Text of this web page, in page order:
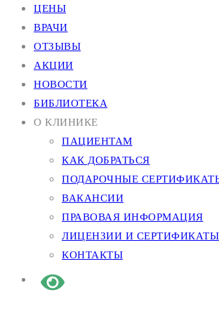
ЦЕНЫ
ВРАЧИ
ОТЗЫВЫ
АКЦИИ
НОВОСТИ
БИБЛИОТЕКА
О КЛИНИКЕ
ПАЦИЕНТАМ
КАК ДОБРАТЬСЯ
ПОДАРОЧНЫЕ
ВАКАНСИИ
ПРАВОВАЯ ИНФОРМАЦИЯ
ЛИЦЕНЗИИ И СЕРТИФИКАТЫ
КОНТАКТЫ